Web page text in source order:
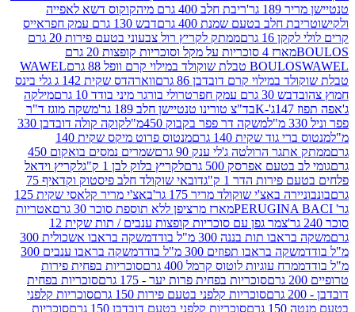
גר'
ריבת חלב 400 גרם מיה
קוקוס דשא לאפייה
חלב בטעם שמנת 400 גרם
דבש 130 גרם עמק חפר
אייס
גרם
ממתק לקריץ רול צבעוני בטעם פירות 20 גרם
מארז 4 סוכריות על מקל וסוכריות קופצות 20 גרם
WAWEL
קרם דובדבן 86 גרם
ווארהדס שקית 142 ג גלי בינס
דבש 30 גרם עמק חפר
טרולי בורגר מיני בודד 10 גרם
מילקה
בד"צ טורינו טנטיישן חלב 189 גר'
משקה מוגז ד"ר
משקה דר פפר בקבוק 450מ"ל
קוקה קולה דובדבן 330
גוד שקית 140 גרם
מנטוס פרוט מיקס שקית 140
הרולטה ג'לי ענק 90 גרם
שמרים נמסים בואקום 450
אפרסק 500 גרם
לקריץ בלוק לבן 1 ק"ג
לקריץ וידאל
הדר 1 ק"ג
דובאי שוקולד חלב פיסטוק וקדאיף 75
באצ'י שוקולד מריר 175 גר'
באצ'י מריר קלאסי שקית 125
מארז מרציפן ללא תוספת סוכר 30 גרם
אטריות
צמר גפן עם סוכריות קופצות ענבים / תות שקית 12
תות בננה 300 מ"ל בודד
משקה בראבו אשכולית 300
בראבו תפוזים 300 מ"ל בודד
משקה בראבו ענבים 300
עוגיות לוטוס קרמל 400 גרם
סוכריות בפחית פירות
סוכריות בפחית פרות יער - 175 גרם
סוכריות בפחית
סוכריות קלפני בטעם פירות 150 גרם
סוכריות קלפני
סוכריות קלפני בטעם דובדבן 150 גרם
סוכריות